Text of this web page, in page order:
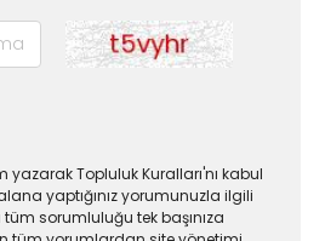
yazarak Topluluk Kuralları'nı kabul
yaptığınız yorumunuzla ilgili
sorumluluğu tek başınıza